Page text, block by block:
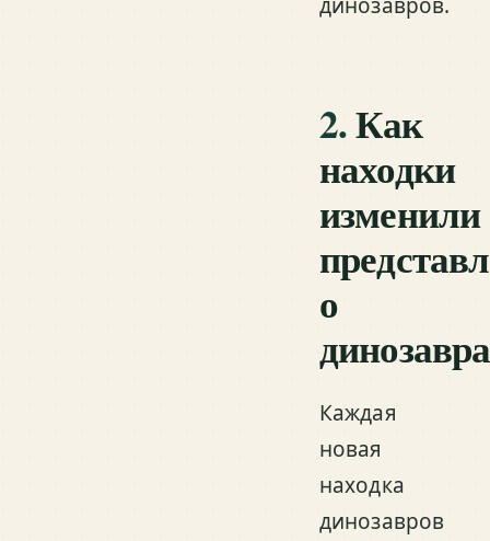
2.Как
находки
изменили
о
Каждая
новая
находка
динозавров